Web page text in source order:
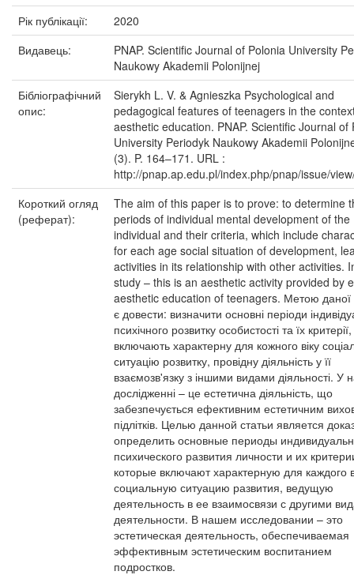
Рік публікації:
2020
Видавець:
PNAP. Scientific Journal of Polonia University
Naukowy Akademii Polonijnej
Бібліографічний
опис:
Sierykh L. V. & Agnieszka Psychological and
pedagogical features of teenagers in the
aesthetic education. PNAP. Scientific Journal of
University Periodyk Naukowy Akademii
(3). P. 164–171. URL :
http://pnap.ap.edu.pl/index.php/pnap/issue/
Короткий огляд
(реферат):
The aim of this paper is to prove: to determine
periods of individual mental development of the
individual and their criteria, which include
for each age social situation of development,
activities in its relationship with other activities.
study – this is an aesthetic activity provided by
aesthetic education of teenagers. Метою даної
є довести: визначити основні періоди
психічного розвитку особистості та їх критерії,
включають характерну для кожного віку
ситуацію розвитку, провідну діяльність у її
взаємозв'язку з іншими видами діяльності. У
дослідженні – це естетична діяльність, що
забезпечується ефективним естетичним
підлітків. Целью данной статьи является
определить основные периоды
психического развития личности и их
которые включают характерную для каждого
социальную ситуацию развития, ведущую
деятельность в ее взаимосвязи с другими
деятельности. В нашем исследовании – это
эстетическая деятельность, обеспечиваемая
эффективным эстетическим воспитанием
подростков.